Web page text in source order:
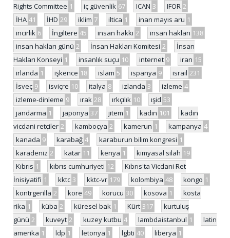
Rights Committee 1 iç güvenlik 67 ICAN 3 IFOR 2
İHA 41 İHD 29 iklim 7 iltica 1 inan mayıs aru 1
incirlik 6 İngiltere 45 insan hakkı 2 insan hakları 138
insan hakları günü 2 İnsan Hakları Komitesi 2
İnsan
Hakları Konseyi 1 insanlık suçu 10 internet 9 iran 15
irlanda 1 işkence 18 islam 5 ispanya 9 israil 231
İsveç 9 isviçre 10 italya 8 izlanda 3 izleme 4
izleme-dinleme 9 ırak 28 ırkçılık 10 ışid 53
jandarma 1 japonya 37 jitem 1 kadın 101
kadın
vicdani retçiler 2 kamboçya 2 kamerun 1 kampanya 4
kanada 9 karabağ 4 karaburun bilim kongresi 1
karadeniz 2 katar 11 kenya 1 kimyasal silah 19
Kıbrıs 1 kıbrıs cumhuriyeti 12
Kıbrıs'ta Vicdani Ret
İnisiyatifi 1 kktc 3 kktc-vr 179 kolombiya 48 kongo 1
kontrgerilla 2 kore 49 korucu 30 kosova 1
kosta
rika 1 küba 2 küresel bak 1 Kürt 317
kurtuluş
günü 2 kuveyt 2 kuzey kutbu 4 lambdaistanbul 1
latin
amerika 1 ldp 1 letonya 1 lgbti 40 liberya 1